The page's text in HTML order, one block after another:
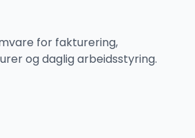
for fakturering,
og daglig arbeidsstyring.